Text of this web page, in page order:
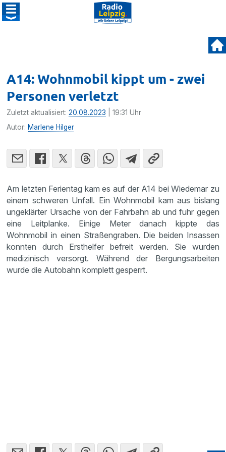
A14: Wohnmobil kippt um - zwei
Personen verletzt
Zuletzt aktualisiert:20.08.2023 | 19:31 Uhr
Autor: Marlene Hilger
Am letzten Ferientag kam es auf der A14 bei Wiedemar zu
einem schweren Unfall. Ein Wohnmobil kam aus bislang
ungeklärter Ursache von der Fahrbahn ab und fuhr gegen
eine Leitplanke. Einige Meter danach kippte das
Wohnmobil in einen Straßengraben. Die beiden Insassen
konnten durch Ersthelfer befreit werden. Sie wurden
medizinisch versorgt. Während der Bergungsarbeiten
wurde die Autobahn komplett gesperrt.